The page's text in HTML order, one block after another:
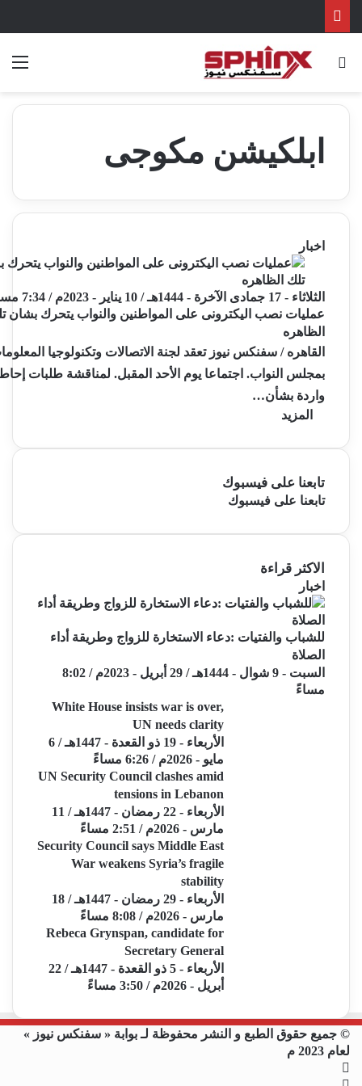
بحث عن
ابلكيشن مكوجى
اخبار
الثلاثاء - 17 جمادى الآخرة - 1444هـ / 10 يناير - 2023م / 7:34 مساءً
عمليات نصب اليكترونى على المواطنين والنواب يتحرك بشان
الظاهره
القاهره / سفنكس نيوز تعقد لجنة الاتصالات وتكنولوجيا
بمجلس النواب. اجتماعا يوم الأحد المقبل. لمناقشة طلبات
واردة بشأن…
المزيد
تابعنا على فيسبوك
تابعنا على فيسبوك
الاكثر قراءة
اخبار
للشباب والفتيات :دعاء الاستخارة للزواج وطريقة أداء
الصلاة
السبت - 9 شوال - 1444هـ / 29 أبريل - 2023م / 8:02
مساءً
White House insists war is over,
UN needs clarity
الأربعاء - 19 ذو القعدة - 1447هـ / 6
مايو - 2026م / 6:26 مساءً
UN Security Council clashes amid
tensions in Lebanon
الأربعاء - 22 رمضان - 1447هـ / 11
مارس - 2026م / 2:51 مساءً
Security Council says Middle East
War weakens Syria’s fragile
stability
الأربعاء - 29 رمضان - 1447هـ / 18
مارس - 2026م / 8:08 مساءً
Rebeca Grynspan, candidate for
Secretary General
الأربعاء - 5 ذو القعدة - 1447هـ / 22
أبريل - 2026م / 3:50 مساءً
© جميع حقوق الطبع و النشر محفوظة لـ بوابة « سفنكس نيوز »
لعام 2023 م